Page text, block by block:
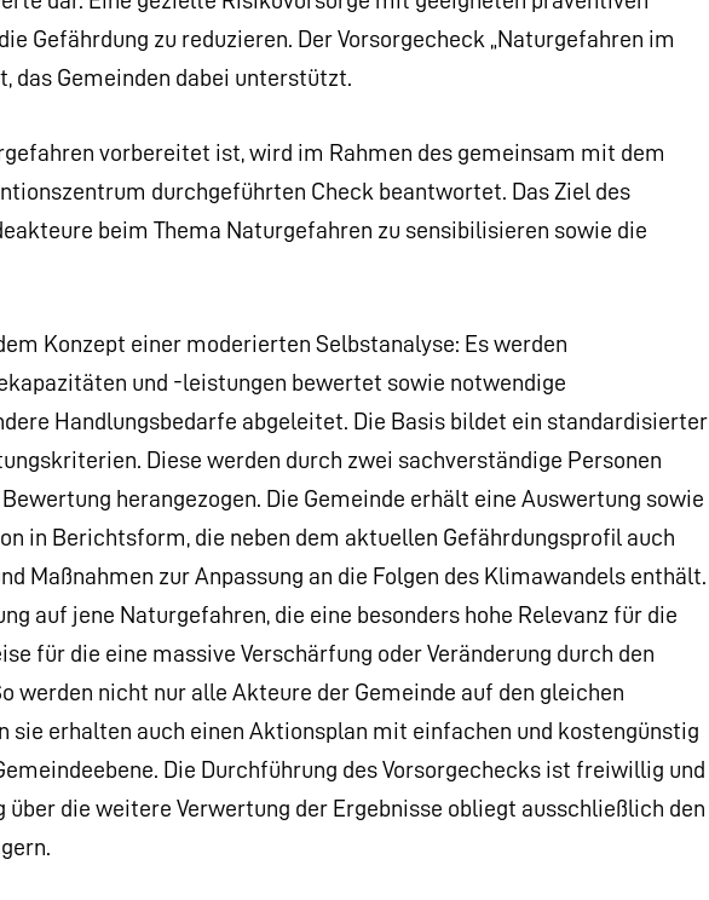
Gefährdung zu reduzieren. Der Vorsorgecheck „Naturgefahren im
das Gemeinden dabei unterstützt.
vorbereitet ist, wird im Rahmen des gemeinsam mit dem
durchgeführten Check beantwortet. Das Ziel des
beim Thema Naturgefahren zu sensibilisieren sowie die
Konzept einer moderierten Selbstanalyse: Es werden
und -leistungen bewertet sowie notwendige
Handlungsbedarfe abgeleitet. Die Basis bildet ein standardisierter
Diese werden durch zwei sachverständige Personen
herangezogen. Die Gemeinde erhält eine Auswertung sowie
in Berichtsform, die neben dem aktuellen Gefährdungsprofil auch
Maßnahmen zur Anpassung an die Folgen des Klimawandels enthält.
auf jene Naturgefahren, die eine besonders hohe Relevanz für die
für die eine massive Verschärfung oder Veränderung durch den
werden nicht nur alle Akteure der Gemeinde auf den gleichen
sie erhalten auch einen Aktionsplan mit einfachen und kostengünstig
Die Durchführung des Vorsorgechecks ist freiwillig und
über die weitere Verwertung der Ergebnisse obliegt ausschließlich den